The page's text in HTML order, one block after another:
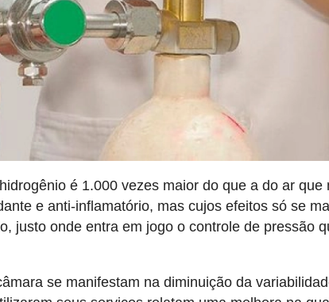
é 1.000 vezes maior do que a do ar que
e anti-inflamatório, mas cujos efeitos só se
justo onde entra em jogo o controle de pressão
se manifestam na diminuição da